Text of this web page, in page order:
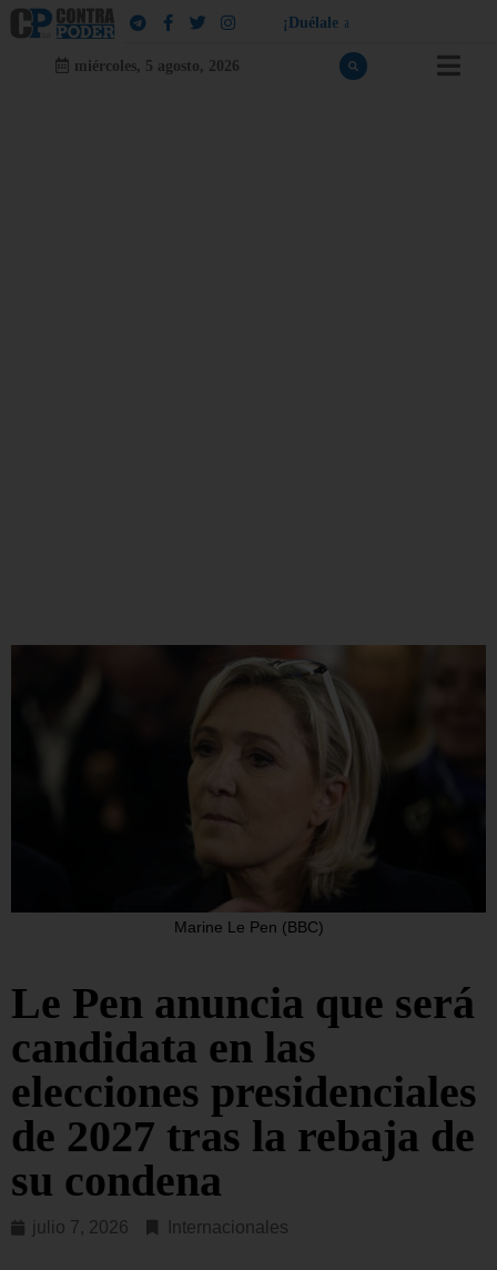
¡ Dué a e a
miércoles, 5 agosto, 2026
Marine Le Pen (BBC)
Le Pen anuncia que será
candidata en las
elecciones presidenciales
de 2027 tras la rebaja de
su condena
julio 7, 2026 Internacionales